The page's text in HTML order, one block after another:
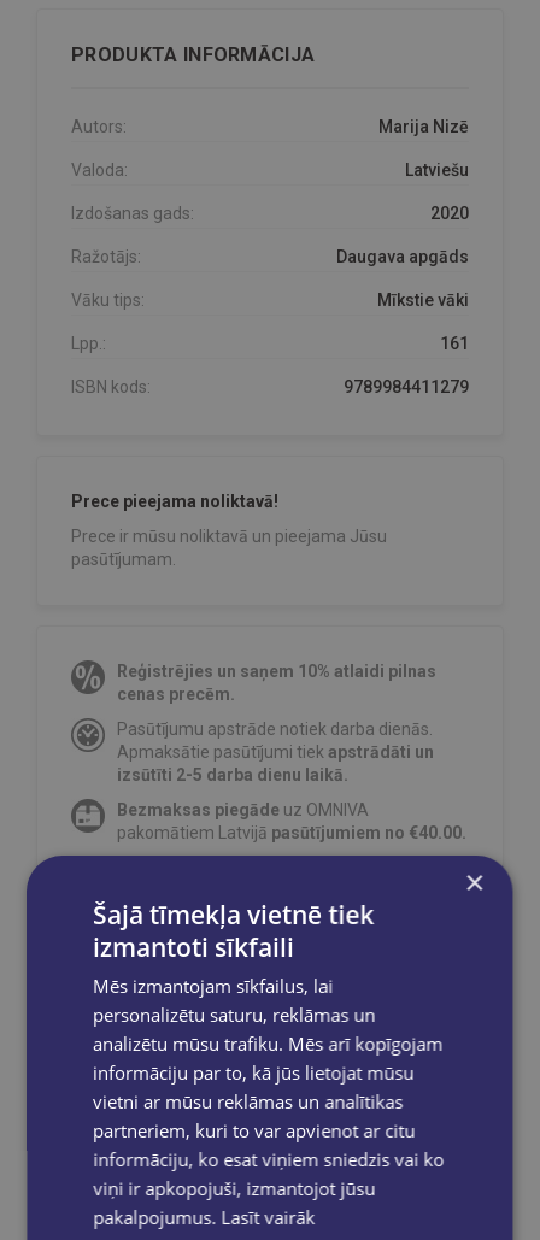
PRODUKTA INFORMĀCIJA
Autors: Marija Nizē
Valoda: Latviešu
Izdošanas gads: 2020
Ražotājs: Daugava apgāds
Vāku tips: Mīkstie vāki
Lpp.: 161
ISBN kods: 9789984411279
Prece pieejama noliktavā!
Prece ir mūsu noliktavā un pieejama Jūsu
pasūtījumam.
Reģistrējies un saņem 10% atlaidi pilnas
cenas precēm.
Pasūtījumu apstrāde notiek darba dienās.
Apmaksātie pasūtījumi tiek apstrādāti un
izsūtīti 2-5 darba dienu laikā.
Bezmaksas piegāde uz OMNIVA
pakomātiem Latvijā pasūtījumiem no €40.00.
pasūtījums būs gatavs saņemšanai, saņemsi
e-pastu un/ vai SMS.
×
Šajā tīmekļa vietnē tiek
izmantoti sīkfaili
Mēs izmantojam sīkfailus, lai
personalizētu saturu, reklāmas un
analizētu mūsu trafiku. Mēs arī kopīgojam
informāciju par to, kā jūs lietojat mūsu
vietni ar mūsu reklāmas un analītikas
partneriem, kuri to var apvienot ar citu
informāciju, ko esat viņiem sniedzis vai ko
viņi ir apkopojuši, izmantojot jūsu
pakalpojumus. Lasīt vairāk